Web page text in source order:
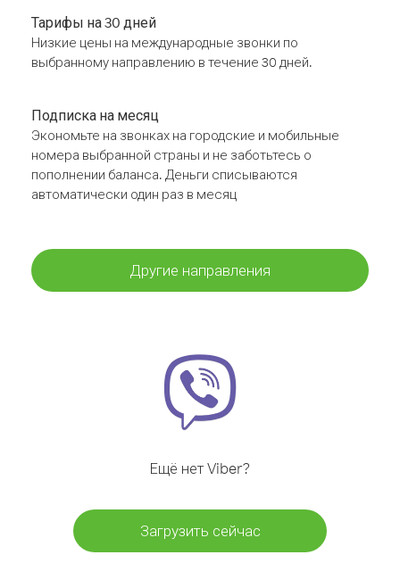
Тарифы на 30 дней
Низкие цены на международные звонки по
выбранному направлению в течение 30 дней.
Подписка на месяц
Экономьте на звонках на городские и мобильные
номера выбранной страны и не заботьтесь о
пополнении баланса. Деньги списываются
автоматически один раз в месяц
Другие направления
Ещё нет Viber?
Загрузить сейчас